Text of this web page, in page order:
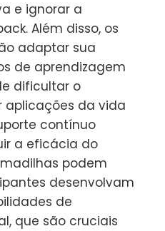
e ignorar a
Além disso, os
adaptar sua
de aprendizagem
dificultar o
aplicações da vida
contínuo
a eficácia do
podem
desenvolvam
de
que são cruciais